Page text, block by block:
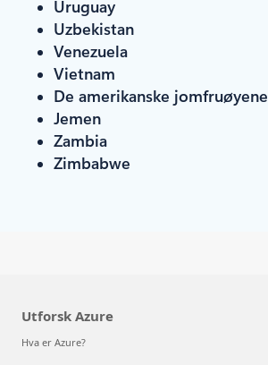
Uruguay
Uzbekistan
Venezuela
Vietnam
De amerikanske jomfruøyene
Jemen
Zambia
Zimbabwe
Utforsk Azure
Hva er Azure?